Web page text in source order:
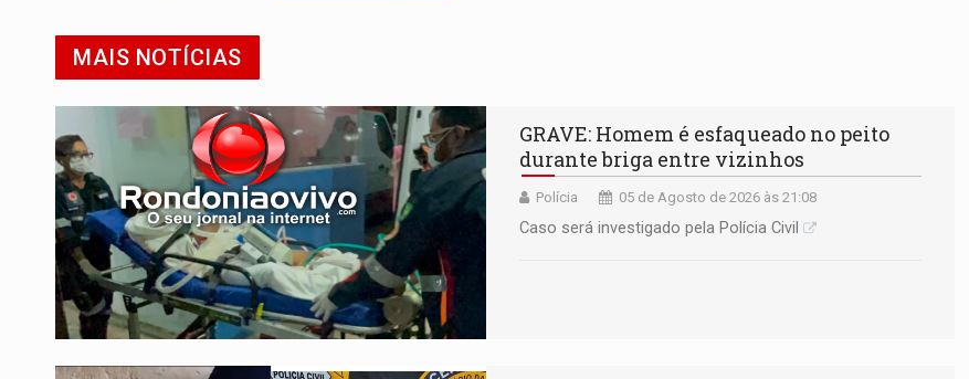
MAIS NOTÍCIAS
GRAVE: Homem é esfaqueado no peito
durante briga entre vizinhos
Polícia 05 de Agosto de 2026 às 21:08
Caso será investigado pela Polícia Civil